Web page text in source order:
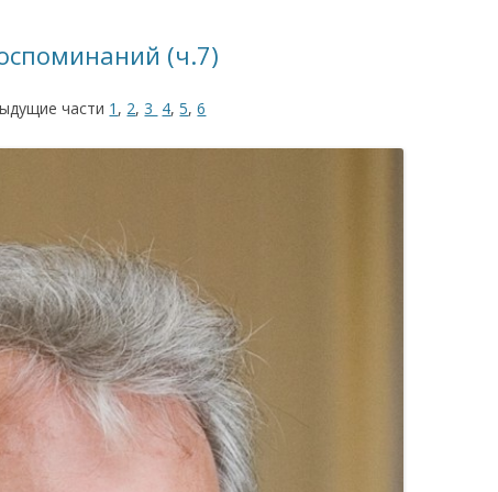
СЕЙЧАС
КТО КОГО ИЩЕТ
(ч.7)
части 1 , 2,3 4,5,6